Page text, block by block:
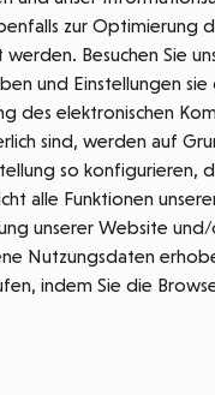
zur
Besuchen Sie
und Einstellungen
des elektronischen
sind, werden auf
so
alle Funktionen
unserer Website und/
Nutzungsdaten
indem Sie die